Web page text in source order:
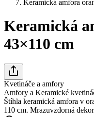
Keramická amfora
Keramická
43×110 cm
Kvetináče a amfory
Amfory a Keramické
Štíhla keramická amfora v
110 cm. Mrazuvzdorná